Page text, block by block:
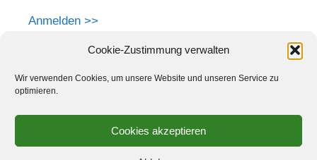
Cookie-Zustimmung verwalten
Wir verwenden Cookies, um unsere Website und unseren Service zu
optimieren.
Cookies akzeptieren
Anmelden >>